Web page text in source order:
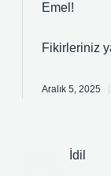
Emel!
Fikirleriniz
Aralık 5, 2025
İdil